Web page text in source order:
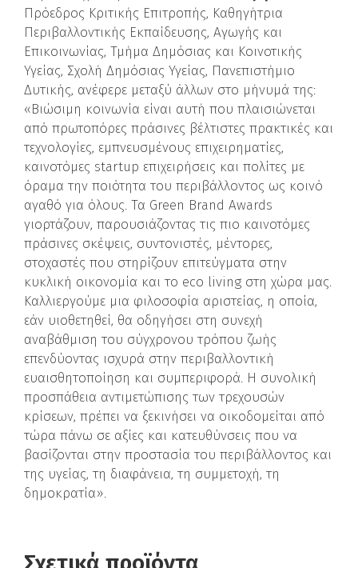
Πρόεδρος Κριτικής Επιτροπής, Καθηγήτρια
Περιβαλλοντικής Εκπαίδευσης, Αγωγής και
Επικοινωνίας, Τμήμα Δημόσιας και Κοινοτικής
Υγείας, Σχολή Δημόσιας Υγείας, Πανεπιστήμιο
Δυτικής, ανέφερε μεταξύ άλλων στο μήνυμά της:
«Βιώσιμη κοινωνία είναι αυτή που πλαισιώνεται
από πρωτοπόρες πράσινες βέλτιστες πρακτικές και
τεχνολογίες, εμπνευσμένους επιχειρηματίες,
καινοτόμες startup επιχειρήσεις και πολίτες με
όραμα την ποιότητα του περιβάλλοντος ως κοινό
αγαθό για όλους. Τα Green Brand Awards
γιορτάζουν, παρουσιάζοντας τις πιο καινοτόμες
πράσινες σκέψεις, συντονιστές, μέντορες,
στοχαστές που στηρίζουν επιτεύγματα στην
κυκλική οικονομία και το eco living στη χώρα μας.
Καλλιεργούμε μια φιλοσοφία αριστείας, η οποία,
εάν υιοθετηθεί, θα οδηγήσει στη συνεχή
αναβάθμιση του σύγχρονου τρόπου ζωής
επενδύοντας ισχυρά στην περιβαλλοντική
ευαισθητοποίηση και συμπεριφορά. Η συνολική
προσπάθεια αντιμετώπισης των τρεχουσών
κρίσεων, πρέπει να ξεκινήσει να οικοδομείται από
τώρα πάνω σε αξίες και κατευθύνσεις που να
βασίζονται στην προστασία του περιβάλλοντος και
της υγείας, τη διαφάνεια, τη συμμετοχή, τη
δημοκρατία».